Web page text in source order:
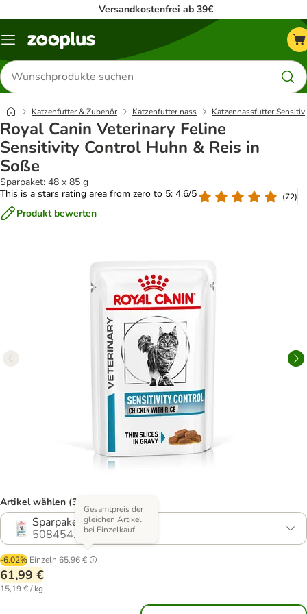
Versandkostenfrei ab 39€
Menü
Produkte
suchen
Katzenfutter & Zubehör Katzenfutter nass Katzennassfutter Sensitiv
Royal Canin Veterinary Feline
Sensitivity Control Huhn & Reis in
Soße
Sparpaket: 48 x 85 g
This is a stars rating area from zero to 5: 4.6/5
(72)
Produkt bewerten
Artikel wählen (3 Varianten)
Sparpaket: 48 x 85 g
508454.9
-6.02% Einzeln 65,96 €
Gesamtpreis der
gleichen Artikel
bei Einzelkauf
61,99 €
15,19 € / kg